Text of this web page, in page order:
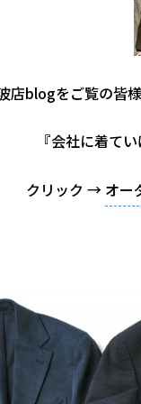
店blogをご覧の皆
『会社に着て
クリック → オー